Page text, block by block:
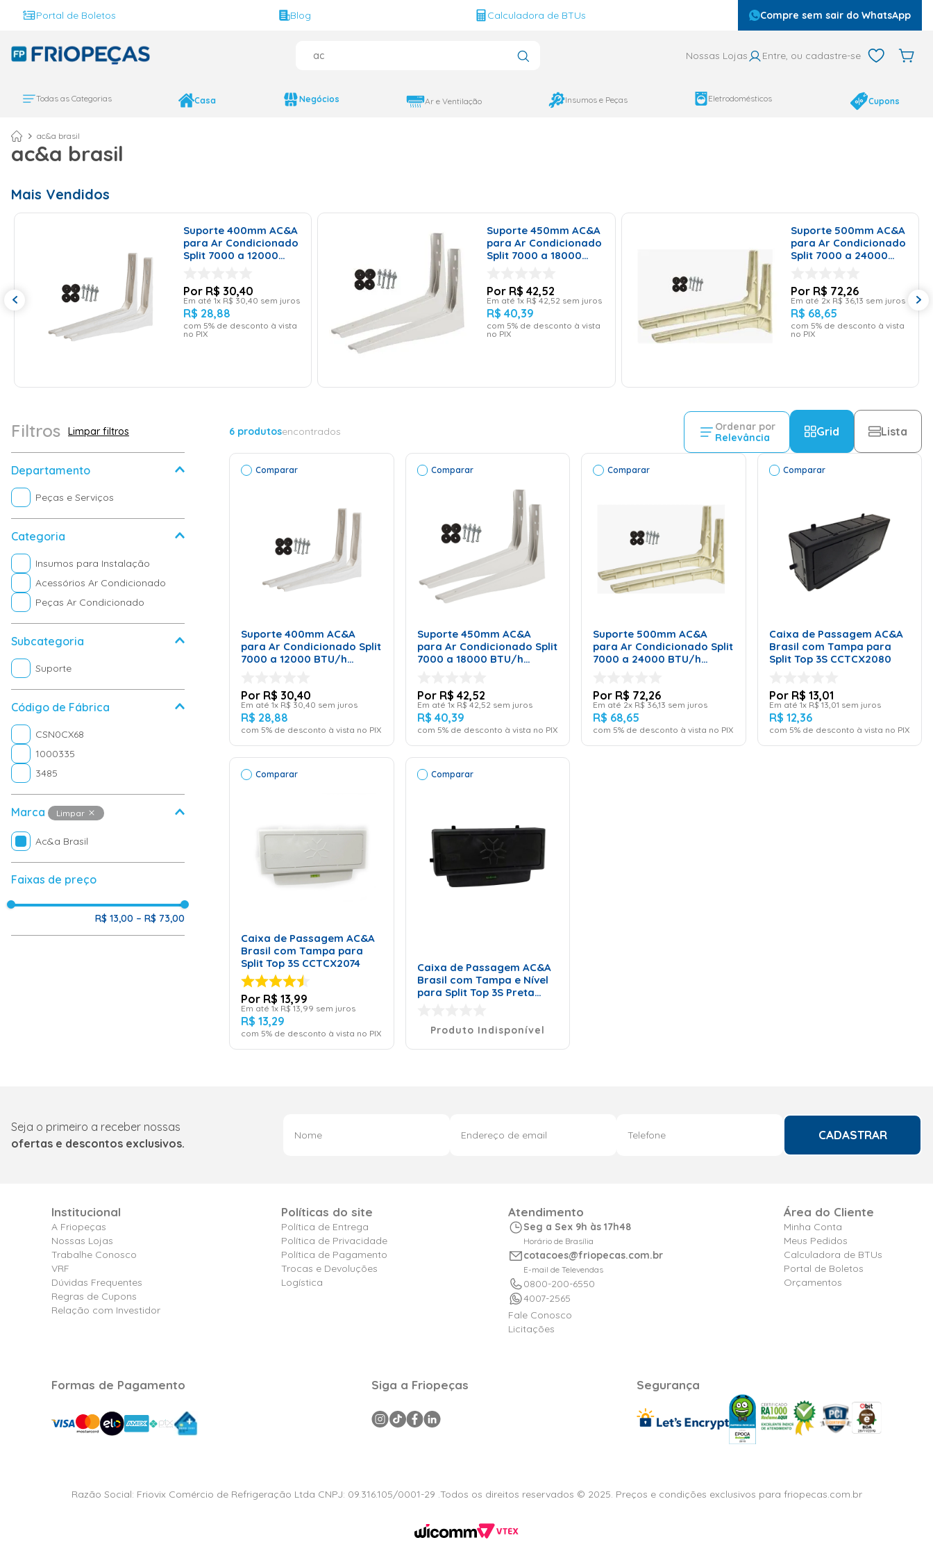
Portal de Boletos Blog Calculadora de BTUs Compre sem sair do WhatsApp
Nossas Lojas Entre, ou cadastre-se
Todas as Categorias Casa Negócios Ar e Ventilação Insumos e Peças Eletrodomésticos Cupons
ac&a brasil
ac&a brasil
Mais Vendidos
Suporte 400mm AC&A
para Ar Condicionado
Split 7000 a 12000
R$ 30,40
Em até 1x R$ 30,40 sem juros
R$ 28,88
com 5% de desconto à vista
no PIX
Suporte 450mm AC&A
para Ar Condicionado
Split 7000 a 18000
R$ 42,52
Em até1x R$ 42,52 sem juros
R$ 40,39
com 5% de desconto à vista
no PIX
Suporte 500mm AC&A
para Ar Condicionado
Split 7000 a 24000
R$ 72,26
Em até 2x R$ 36,13 sem juros
R$ 68,65
com 5% de desconto à vista
no PIX
Filtros
Departamento
Peças e Serviços
Categoria
Insumos para Instalação
Acessórios Ar Condicionado
Peças Ar Condicionado
Subcategoria
Suporte
Código de Fábrica
CSN0CX68
1000335
3485
Marca Limpar
Ac&a Brasil
Faixas de preço
R$ 13,00 – R$ 73,00
6 produtosencontrados
Ordenar por
Relevância
Grid Lista
Comparar
Suporte 400mm AC&A
para Ar Condicionado Split
7000 a 12000 BTU/h
R$ 30,40
Em até 1x R$ 30 40 sem juros
R$ 28,88
com 5% de desconto à vista no PIX
Comparar
ADICIONAR AO
Suporte 450mm AC&A
para Ar Condicionado Split
7000 a 18000 BTU/h
R$ 42,52
Em até 1x R$ 42 52 sem juros
R$ 40,39
com 5% de desconto à vista no PIX
Comparar
Suporte 500mm AC&A
para Ar Condicionado Split
7000 a 24000 BTU/h
R$ 72,26
Em até 2x R$ 3613 sem juros
R$ 68,65
com 5% de desconto à vista no PIX
Comparar
Caixa de Passagem AC&A
Brasil com Tampa para
Split Top 3S CCTCX2080
R$ 13,01
Em até 1x R$ 13 01 sem juros
R$ 12,36
com 5% de desconto à vista no PIX
Comparar
Caixa de Passagem AC&A
Brasil com Tampa para
Split Top 3S CCTCX2074
R$ 13,99
Em até 1x R$ 13,99 sem juros
R$ 13,29
com 5% de desconto à vista no PIX
Comparar
Caixa de Passagem AC&A
Brasil com Tampa e Nível
para Split Top 3S Preta
Produto Indisponível
Seja o primeiro a receber nossas
ofertas e descontos exclusivos.
CADASTRAR
Institucional
A Friopeças
Nossas Lojas
Trabalhe Conosco
VRF
Dúvidas Frequentes
Regras de Cupons
Relação com Investidor
Políticas do site
Política de Entrega
Política de Privacidade
Política de Pagamento
Trocas e Devoluções
Logística
Atendimento
Seg a Sex 9h às 17h48
Horário de Brasília
cotacoes@friopecas.com.br
E-mail de Televendas
0800-200-6550
4007-2565
Fale Conosco
Licitações
Área do Cliente
Minha Conta
Meus Pedidos
Calculadora de BTUs
Portal de Boletos
Orçamentos
Formas de Pagamento Siga a Friopeças Segurança
Razão Social: Friovix Comércio de Refrigeração Ltda CNPJ: 09.316.105/0001-29 .Todos os direitos reservados © 2025. Preços e condições exclusivos para friopecas.com.br